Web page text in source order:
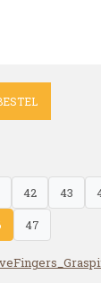
BESTEL
42 43
47